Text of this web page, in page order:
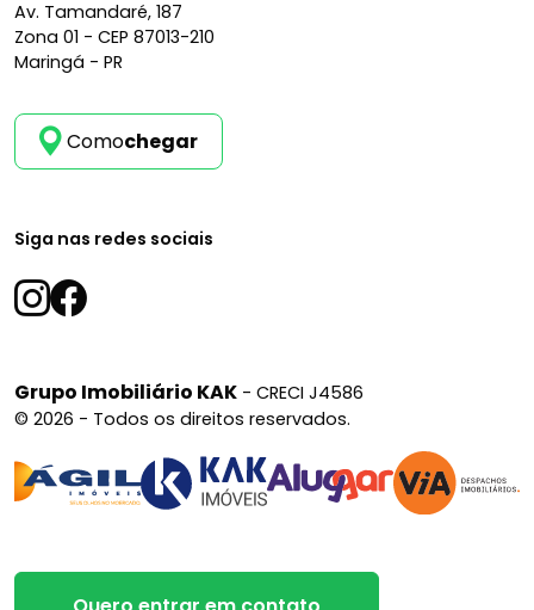
Av. Tamandaré, 187
Zona 01 - CEP 87013-210
Maringá - PR
Comochegar
Siga nas redes sociais
Grupo Imobiliário KAK - CRECI J4586
© 2026 - Todos os direitos reservados.